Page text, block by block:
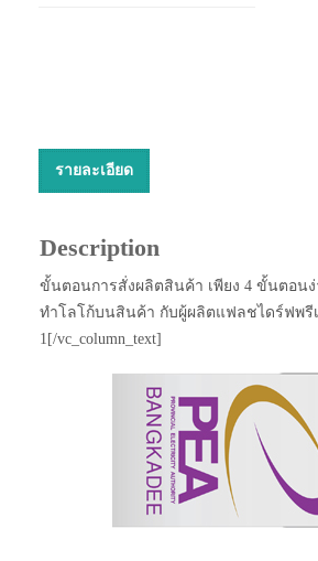
รายละเอียด
Description
ขั้นตอนการสั่งผลิตสินค้า เพียง 4 ขั้นตอนง่
ทำโลโก้บนสินค้า กับผู้ผลิตแฟลชไดร์ฟพรี
1[/vc_column_text]